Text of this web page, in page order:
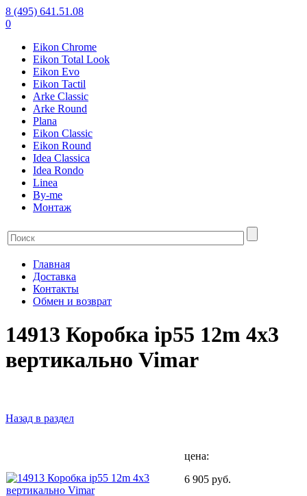
8 (495) 641.51.08
0
Eikon Chrome
Eikon Total Look
Eikon Evo
Eikon Tactil
Arke Classic
Arke Round
Plana
Eikon Classic
Eikon Round
Idea Classica
Idea Rondo
Linea
By-me
Монтаж
Главная
Доставка
Контакты
Обмен и возврат
14913 Коробка ip55 12m 4x3
вертикально Vimar
Назад в раздел
цена:
6 905 руб.